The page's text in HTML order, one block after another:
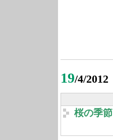
19/4/2012
桜の季節